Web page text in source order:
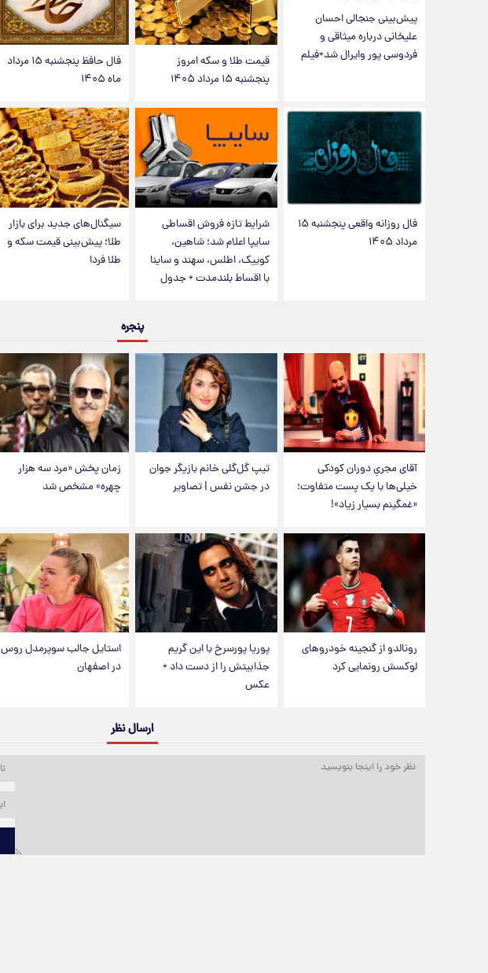
پیش‌بینی جنجالی احسان
علیخانی درباره میثاقی و
فردوسی پور وایرال شد+فیلم
قیمت طلا و سکه امروز
پنجشنبه ۱۵ مرداد ۱۴۰۵
فال حافظ پنجشنبه ۱۵ مرداد
ماه ۱۴۰۵
فال روزانه واقعی پنجشنبه ۱۵
مرداد ۱۴۰۵
شرایط تازه فروش اقساطی
سایپا اعلام شد؛ شاهین،
کوییک، اطلس، سهند و ساینا
با اقساط بلندمدت + جدول
سیگنال‌های جدید برای بازار
طلا؛ پیش‌بینی قیمت سکه و
طلا فردا
پنجره
آقای مجریِ دوران کودکی
خیلی‌ها با یک پست متفاوت؛
«غمگینم بسیار زیاد»!
تیپ گل‌گلی خانم بازیگر جوان
در جشن نفس | تصاویر
زمان پخش «مرد سه هزار
چهره» مشخص شد
رونالدو از گنجینه خودروهای
لوکسش رونمایی کرد
پوریا پورسرخ با این گریم
جذابیتش را از دست داد +
عکس
استایل جالب سوپرمدل روس
در اصفهان
ارسال نظر